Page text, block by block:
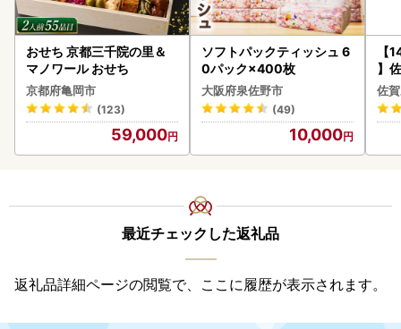
おせち 京都三千院の里＆
マノワール おせち
京都府亀岡市
(123)
59,000
ソフトパックティッシュ 6
0パック×400枚
大阪府泉佐野市
(49)
10,000
【
】
2
佐
最近チェックした返礼品
返礼品詳細ページの閲覧で、ここに履歴が表示されます。